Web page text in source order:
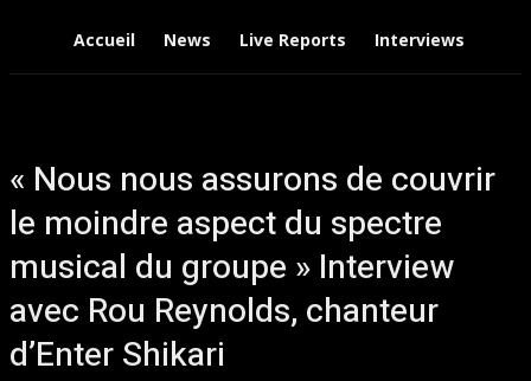
Accueil News Live Reports Interviews
« Nous nous assurons de couvrir
le moindre aspect du spectre
musical du groupe » Interview
avec Rou Reynolds, chanteur
d’Enter Shikari